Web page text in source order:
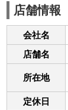
店舗情報
会社名
店舗名
所在地
定休日